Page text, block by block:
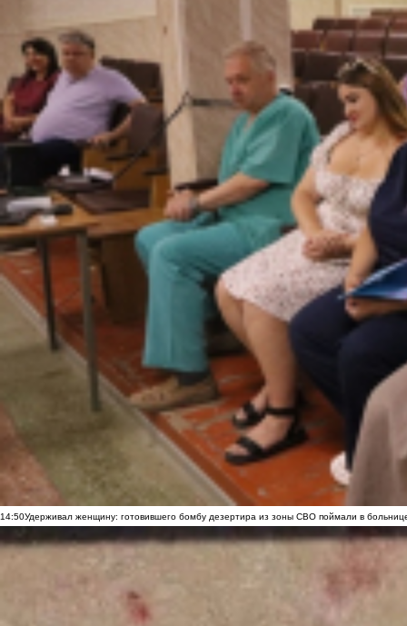
14:50Удерживал женщину: готовившего бомбу дезертира из зоны СВО поймали в